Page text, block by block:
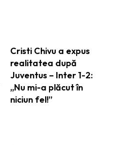
Cristi Chivu a expus
realitatea după
Juventus – Inter 1-2:
„Nu mi-a plăcut în
niciun fel!”